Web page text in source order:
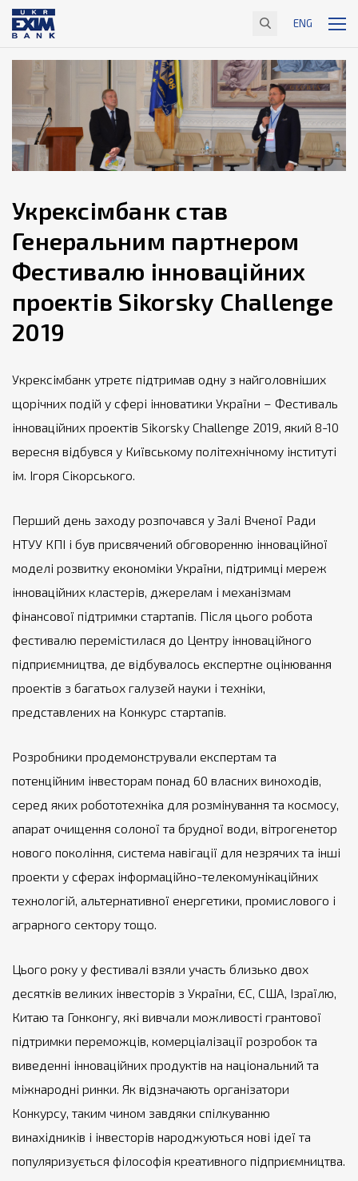
ENG
Укрексімбанк став
Генеральним партнером
Фестивалю інноваційних
проектів Sikorsky Challenge
2019
Укрексімбанк утретє підтримав одну з найголовніших
щорічних подій у сфері інноватики України – Фестиваль
інноваційних проектів Sikorsky Challenge 2019, який 8-10
вересня відбувся у Київському політехнічному інституті
ім. Ігоря Сікорського.
Перший день заходу розпочався у Залі Вченої Ради
НТУУ КПІ і був присвячений обговоренню інноваційної
моделі розвитку економіки України, підтримці мереж
інноваційних кластерів, джерелам і механізмам
фінансової підтримки стартапів. Після цього робота
фестивалю перемістилася до Центру інноваційного
підприємництва, де відбувалось експертне оцінювання
проектів з багатьох галузей науки і техніки,
представлених на Конкурс стартапів.
Розробники продемонстрували експертам та
потенційним інвесторам понад 60 власних виноходів,
серед яких робототехніка для розмінування та космосу,
апарат очищення солоної та брудної води, вітрогенетор
нового покоління, система навігації для незрячих та інші
проекти у сферах інформаційно-телекомунікаційних
технологій, альтернативної енергетики, промислового і
аграрного сектору тощо.
Цього року у фестивалі взяли участь близько двох
десятків великих інвесторів з України, ЄС, США, Ізраїлю,
Китаю та Гонконгу, які вивчали можливості грантової
підтримки переможців, комерціалізації розробок та
виведенні інноваційних продуктів на національний та
міжнародні ринки. Як відзначають організатори
Конкурсу, таким чином завдяки спілкуванню
винахідників і інвесторів народжуються нові ідеї та
популяризується філософія креативного підприємництва.